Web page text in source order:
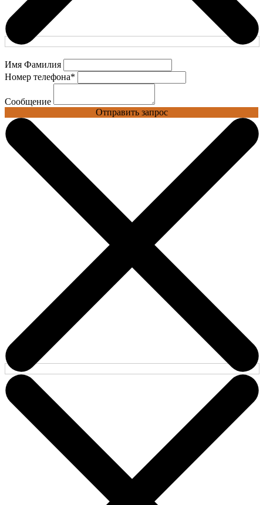
Имя Фамилия
Номер телефона*
Сообщение
Отправить запрос